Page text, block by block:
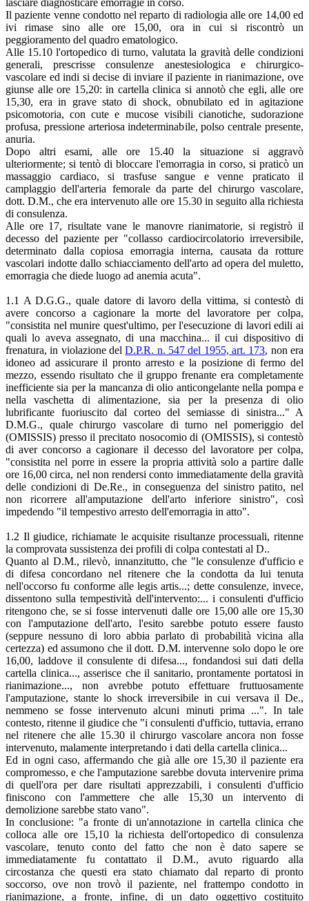
Il paziente venne condotto nel reparto di radiologia alle ore 14,00 ed
ivi rimase sino alle ore 15,00, ora in cui si riscontrò un
peggioramento del quadro ematologico.
Alle 15.10 l'ortopedico di turno, valutata la gravità delle condizioni
generali, prescrisse consulenze anestesiologica e chirurgico-
vascolare ed indi si decise di inviare il paziente in rianimazione, ove
giunse alle ore 15,20: in cartella clinica si annotò che egli, alle ore
15,30, era in grave stato di shock, obnubilato ed in agitazione
psicomotoria, con cute e mucose visibili cianotiche, sudorazione
profusa, pressione arteriosa indeterminabile, polso centrale presente,
anuria.
Dopo altri esami, alle ore 15.40 la situazione si aggravò
ulteriormente; si tentò di bloccare l'emorragia in corso, si praticò un
massaggio cardiaco, si trasfuse sangue e venne praticato il
camplaggio dell'arteria femorale da parte del chirurgo vascolare,
dott. D.M., che era intervenuto alle ore 15.30 in seguito alla richiesta
di consulenza.
Alle ore 17, risultate vane le manovre rianimatorie, si registrò il
decesso del paziente per "collasso cardiocircolatorio irreversibile,
determinato dalla copiosa emorragia interna, causata da rotture
vascolari indotte dallo schiacciamento dell'arto ad opera del muletto,
emorragia che diede luogo ad anemia acuta".
1.1 A D.G.G., quale datore di lavoro della vittima, si contestò di
avere concorso a cagionare la morte del lavoratore per colpa,
"consistita nel munire quest'ultimo, per l'esecuzione di lavori edili ai
quali lo aveva assegnato, di una macchina... il cui dispositivo di
frenatura, in violazione delD.P.R. n. 547 del 1955, art. 173, non era
idoneo ad assicurare il pronto arresto e la posizione di fermo del
mezzo, essendo risultato che il gruppo frenante era completamente
inefficiente sia per la mancanza di olio anticongelante nella pompa e
nella vaschetta di alimentazione, sia per la presenza di olio
lubrificante fuoriuscito dal corteo del semiasse di sinistra..." A
D.M.G., quale chirurgo vascolare di turno nel pomeriggio del
(OMISSIS) presso il precitato nosocomio di (OMISSIS), si contestò
di aver concorso a cagionare il decesso del lavoratore per colpa,
"consistita nel porre in essere la propria attività solo a partire dalle
ore 16,00 circa, nel non rendersi conto immediatamente della gravità
delle condizioni di De.Re., in conseguenza del sinistro patito, nel
non ricorrere all'amputazione dell'arto inferiore sinistro", così
impedendo "il tempestivo arresto dell'emorragia in atto".
1.2 Il giudice, richiamate le acquisite risultanze processuali, ritenne
la comprovata sussistenza dei profili di colpa contestati al D..
Quanto al D.M., rilevò, innanzitutto, che "le consulenze d'ufficio e
di difesa concordano nel ritenere che la condotta da lui tenuta
nell'occorso fu conforme alle legis artis...; dette consulenze, invece,
dissentono sulla tempestività dell'intervento:... i consulenti d'ufficio
ritengono che, se si fosse intervenuti dalle ore 15,00 alle ore 15,30
con l'amputazione dell'arto, l'esito sarebbe potuto essere fausto
(seppure nessuno di loro abbia parlato di probabilità vicina alla
certezza) ed assumono che il dott. D.M. intervenne solo dopo le ore
16,00, laddove il consulente di difesa..., fondandosi sui dati della
cartella clinica..., asserisce che il sanitario, prontamente portatosi in
rianimazione..., non avrebbe potuto effettuare fruttuosamente
l'amputazione, stante lo shock irreversibile in cui versava il De.,
nemmeno se fosse intervenuto alcuni minuti prima ...". In tale
contesto, ritenne il giudice che "i consulenti d'ufficio, tuttavia, errano
nel ritenere che alle 15.30 il chirurgo vascolare ancora non fosse
intervenuto, malamente interpretando i dati della cartella clinica...
Ed in ogni caso, affermando che già alle ore 15,30 il paziente era
compromesso, e che l'amputazione sarebbe dovuta intervenire prima
di quell'ora per dare risultati apprezzabili, i consulenti d'ufficio
finiscono con l'ammettere che alle 15,30 un intervento di
demolizione sarebbe stato vano".
In conclusione: "a fronte di un'annotazione in cartella clinica che
colloca alle ore 15,10 la richiesta dell'ortopedico di consulenza
vascolare, tenuto conto del fatto che non è dato sapere se
immediatamente fu contattato il D.M., avuto riguardo alla
circostanza che questi era stato chiamato dal reparto di pronto
soccorso, ove non trovò il paziente, nel frattempo condotto in
rianimazione, a fronte, infine, di un dato oggettivo costituito